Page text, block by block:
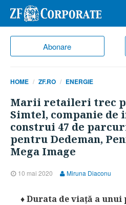
Abonare
HOME ZF.RO ENERGIE
Marii retaileri trec
Simtel, companie de
construi 47 de
pentru Dedeman,
Mega Image
10 mai 2020 Miruna Diaconu
♦ Durata de viaţă a unui